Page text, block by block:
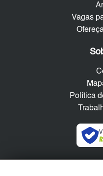
Vagas
Política